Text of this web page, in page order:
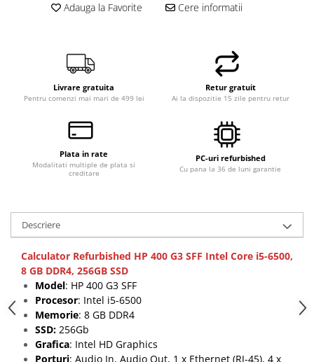
Placi de baza
Placi de baza REFURBISHED
Procesoare
Placi VIDEO
PC All-in-One
Calculatoare All-in-One NOI
All-in-One REFURBISHED
Calculatoare All-in-One RENEW
Componente All-in-One
Adauga la Favorite Cere informatii
Livrare gratuita
Pentru comenzi mai mari de 499 lei
Retur gratuit
Ai la dispozitie 15 zile pentru retur
Plata in rate
Modalitati multiple de plata si
creditare
PC-uri refurbished
Cu pana la 36 de luni garantie
Descriere
Calculator Refurbished HP 400 G3 SFF Intel Core i5-6500,
8 GB DDR4, 256GB SSD
Model: HP 400 G3 SFF
Procesor: Intel i5-6500
Memorie: 8 GB DDR4
SSD: 256Gb
Grafica: Intel HD Graphics
Porturi: Audio In, Audio Out, 1 x Ethernet (RJ-45), 4 x